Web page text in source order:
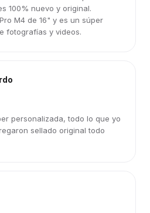
100% nuevo y original.
M4 de 16" y es un súper
fotografías y videos.
personalizada, todo lo que yo
sellado original todo